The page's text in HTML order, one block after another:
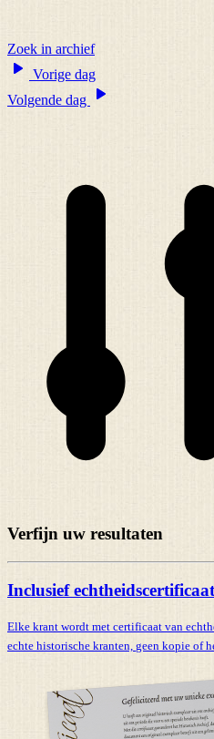
Zoek in archief
Vorige dag
Volgende dag
Verfijn uw resultaten
Inclusief echtheidscertificaat
Elke krant wordt met certificaat van
echte historische kranten, geen kopie of